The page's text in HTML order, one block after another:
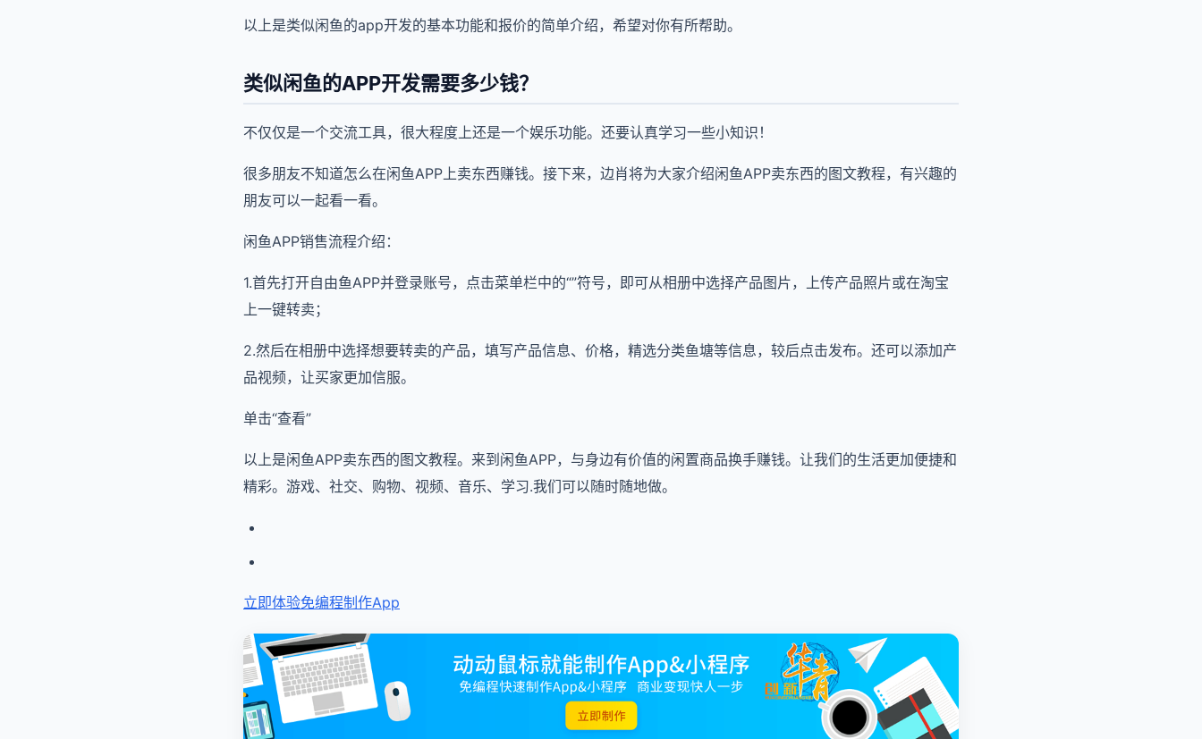
以上是类似闲鱼的app开发的基本功能和报价的简单介绍，希望对你有所帮助。
类似闲鱼的APP开发需要多少钱？
不仅仅是一个交流工具，很大程度上还是一个娱乐功能。还要认真学习一些小知识！
很多朋友不知道怎么在闲鱼APP上卖东西赚钱。接下来，边肖将为大家介绍闲鱼APP卖东西的图文教程，有兴趣的
朋友可以一起看一看。
闲鱼APP销售流程介绍：
1.首先打开自由鱼APP并登录账号，点击菜单栏中的“”符号，即可从相册中选择产品图片，上传产品照片或在淘宝
上一键转卖；
2.然后在相册中选择想要转卖的产品，填写产品信息、价格，精选分类鱼塘等信息，较后点击发布。还可以添加产
品视频，让买家更加信服。
单击“查看”
以上是闲鱼APP卖东西的图文教程。来到闲鱼APP，与身边有价值的闲置商品换手赚钱。让我们的生活更加便捷和
精彩。游戏、社交、购物、视频、音乐、学习.我们可以随时随地做。
立即体验免编程制作App